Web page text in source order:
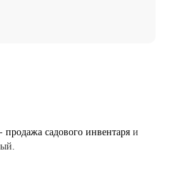
продажа садового инвентаря и